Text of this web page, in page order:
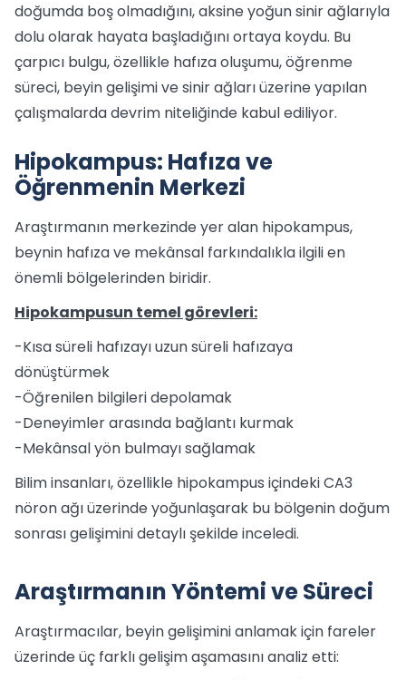
doğumda boş olmadığını, aksine yoğun sinir ağlarıyla
dolu olarak hayata başladığını ortaya koydu. Bu
çarpıcı bulgu, özellikle hafıza oluşumu, öğrenme
süreci, beyin gelişimi ve sinir ağları üzerine yapılan
çalışmalarda devrim niteliğinde kabul ediliyor.
Hipokampus: Hafıza ve
Öğrenmenin Merkezi
Araştırmanın merkezinde yer alan hipokampus,
beynin hafıza ve mekânsal farkındalıkla ilgili en
önemli bölgelerinden biridir.
Hipokampusun temel görevleri:
-Kısa süreli hafızayı uzun süreli hafızaya
dönüştürmek
-Öğrenilen bilgileri depolamak
-Deneyimler arasında bağlantı kurmak
-Mekânsal yön bulmayı sağlamak
Bilim insanları, özellikle hipokampus içindeki CA3
nöron ağı üzerinde yoğunlaşarak bu bölgenin doğum
sonrası gelişimini detaylı şekilde inceledi.
Araştırmanın Yöntemi ve Süreci
Araştırmacılar, beyin gelişimini anlamak için fareler
üzerinde üç farklı gelişim aşamasını analiz etti: